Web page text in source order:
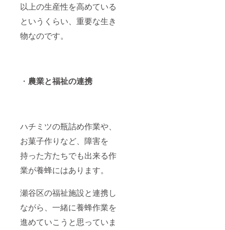
以上の生産性を高めている
というくらい、重要な生き
物なのです。
・ 農業と福祉の連携
ハチミツの瓶詰め作業や、
お菓子作りなど、障害を
持った方たちでも出来る作
業が養蜂にはあります。
瀬谷区の福祉施設と連携し
ながら、一緒に養蜂作業を
進めていこうと思っていま